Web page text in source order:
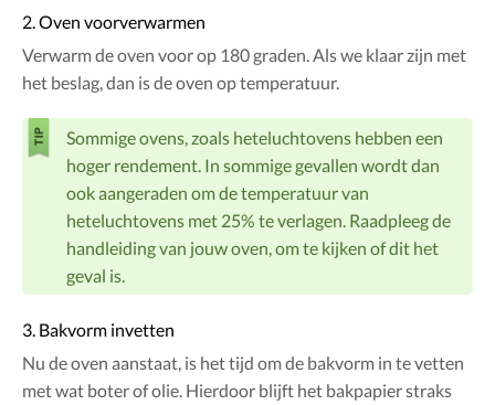
2. Oven voorverwarmen
Verwarm de oven voor op 180 graden. Als we klaar zijn met
het beslag, dan is de oven op temperatuur.
Sommige ovens, zoals heteluchtovens hebben een
hoger rendement. In sommige gevallen wordt dan
ook aangeraden om de temperatuur van
heteluchtovens met 25% te verlagen. Raadpleeg de
handleiding van jouw oven, om te kijken of dit het
geval is.
3. Bakvorm invetten
Nu de oven aanstaat, is het tijd om de bakvorm in te vetten
met wat boter of olie. Hierdoor blijft het bakpapier straks